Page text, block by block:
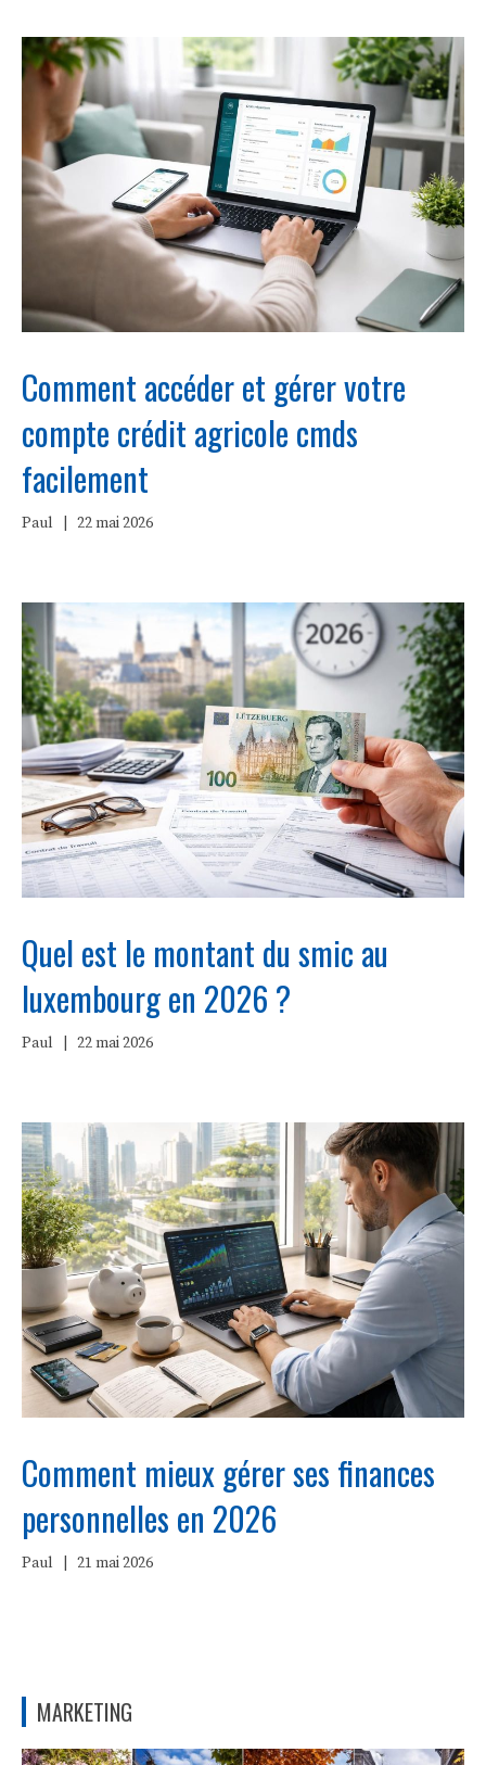
Comment accéder et gérer votre
compte crédit agricole cmds
facilement
Paul 22 mai 2026
Quel est le montant du smic au
luxembourg en 2026 ?
Paul 22 mai 2026
Comment mieux gérer ses finances
personnelles en 2026
Paul 21 mai 2026
MARKETING